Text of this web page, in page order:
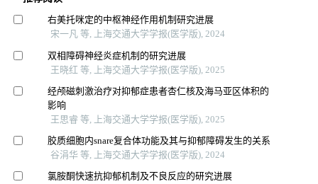
右美托咪定的中枢神经作用机制研究进展
宋一凡 等, 上海交通大学学报(医学版), 2024
双相障碍神经炎症机制的研究进展
王晓红 等, 上海交通大学学报(医学版), 2025
经颅磁刺激治疗对抑郁症患者杏仁核及海马亚区体积的
影响
王思睿 等, 上海交通大学学报(医学版), 2025
胶质细胞内snare复合体功能及其与抑郁障碍发生的关系
谷涓华 等, 上海交通大学学报(医学版), 2024
氯胺酮快速抗抑郁机制及不良反应的研究进展